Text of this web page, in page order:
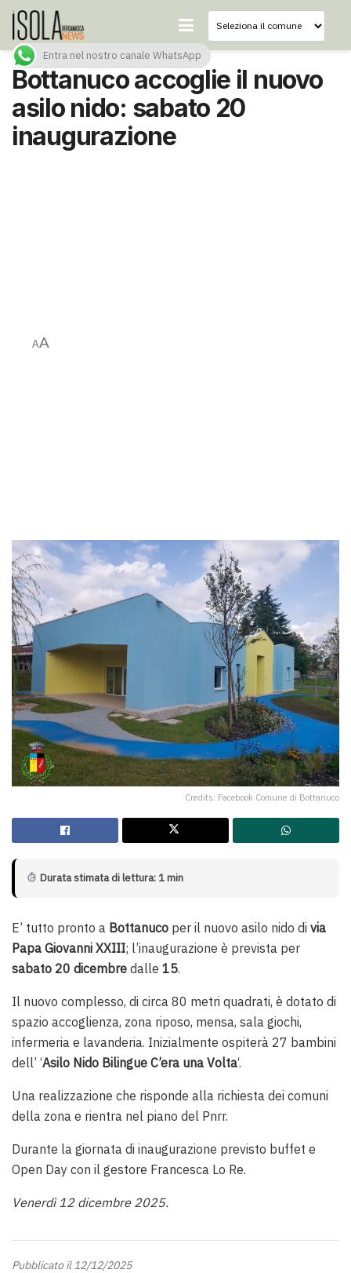
Bottanuco accoglie il nuovo
asilo nido: sabato 20
inaugurazione
AA
Credits: Facebook Comune di Bottanuco
Durata stimata di lettura: 1 min
E’ tutto pronto a Bottanuco per il nuovo asilo nido di via
Papa Giovanni XXIII; l’inaugurazione è prevista per
sabato 20 dicembre dalle 15.
Il nuovo complesso, di circa 80 metri quadrati, è dotato di
spazio accoglienza, zona riposo, mensa, sala giochi,
infermeria e lavanderia. Inizialmente ospiterà 27 bambini
dell’ ‘Asilo Nido Bilingue C’era una Volta‘.
Una realizzazione che risponde alla richiesta dei comuni
della zona e rientra nel piano del Pnrr.
Durante la giornata di inaugurazione previsto buffet e
Open Day con il gestore Francesca Lo Re.
Venerdì 12 dicembre 2025.
Pubblicato il 12/12/2025
Entra nel nostro canale WhatsApp